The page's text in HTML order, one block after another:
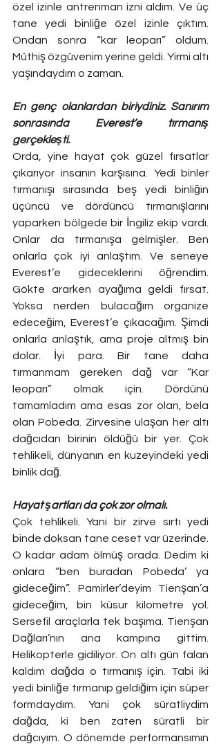
özel izinle antrenman izni aldım. Ve üç
tane yedi binliğe özel izinle çıktım.
Ondan sonra “kar leoparı” oldum.
Müthiş özgüvenim yerine geldi. Yirmi altı
yaşındaydım o zaman.
En genç olanlardan biriydiniz. Sanırım
sonrasında Everest’e tırmanış
gerçekleşti.
Orda, yine hayat çok güzel fırsatlar
çıkarıyor insanın karşısına. Yedi binler
tırmanışı sırasında beş yedi binliğin
üçüncü ve dördüncü tırmanışlarını
yaparken bölgede bir İngiliz ekip vardı.
Onlar da tırmanışa gelmişler. Ben
onlarla çok iyi anlaştım. Ve seneye
Everest’e gideceklerini öğrendim.
Gökte ararken ayağıma geldi fırsat.
Yoksa nerden bulacağım organize
edeceğim, Everest’e çıkacağım. Şimdi
onlarla anlaştık, ama proje altmış bin
dolar. İyi para. Bir tane daha
tırmanmam gereken dağ var “Kar
leoparı” olmak için. Dördünü
tamamladım ama esas zor olan, bela
olan Pobeda. Zirvesine ulaşan her altı
dağcıdan birinin öldüğü bir yer. Çok
tehlikeli, dünyanın en kuzeyindeki yedi
binlik dağ.
Hayat şartları da çok zor olmalı.
Çok tehlikeli. Yani bir zirve sırtı yedi
binde doksan tane ceset var üzerinde.
O kadar adam ölmüş orada. Dedim ki
onlara “ben buradan Pobeda’ ya
gideceğim”. Pamirler’deyim Tienşan’a
gideceğim, bin küsur kilometre yol.
Sersefil araçlarla tek başıma. Tienşan
Dağları’nın ana kampına gittim.
Helikopterle gidiliyor. On altı gün falan
kaldım dağda o tırmanış için. Tabi iki
yedi binliğe tırmanıp geldiğim için süper
formdaydım. Yani çok süratliydim
dağda, ki ben zaten süratli bir
dağcıyım. O dönemde performansımın